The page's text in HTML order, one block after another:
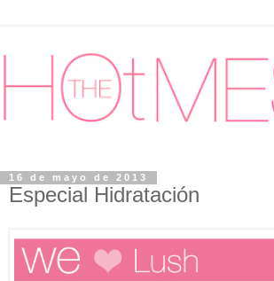
16 de mayo de 2013
Especial Hidratación